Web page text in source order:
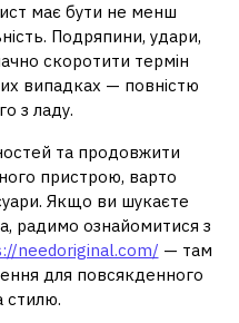
має бути не менш
Подряпини, удари,
скоротити термін
випадках — повністю
з ладу.
та продовжити
пристрою, варто
Якщо ви шукаєте
радимо ознайомитися з
needoriginal.com/ — там
для повсякденного
стилю.